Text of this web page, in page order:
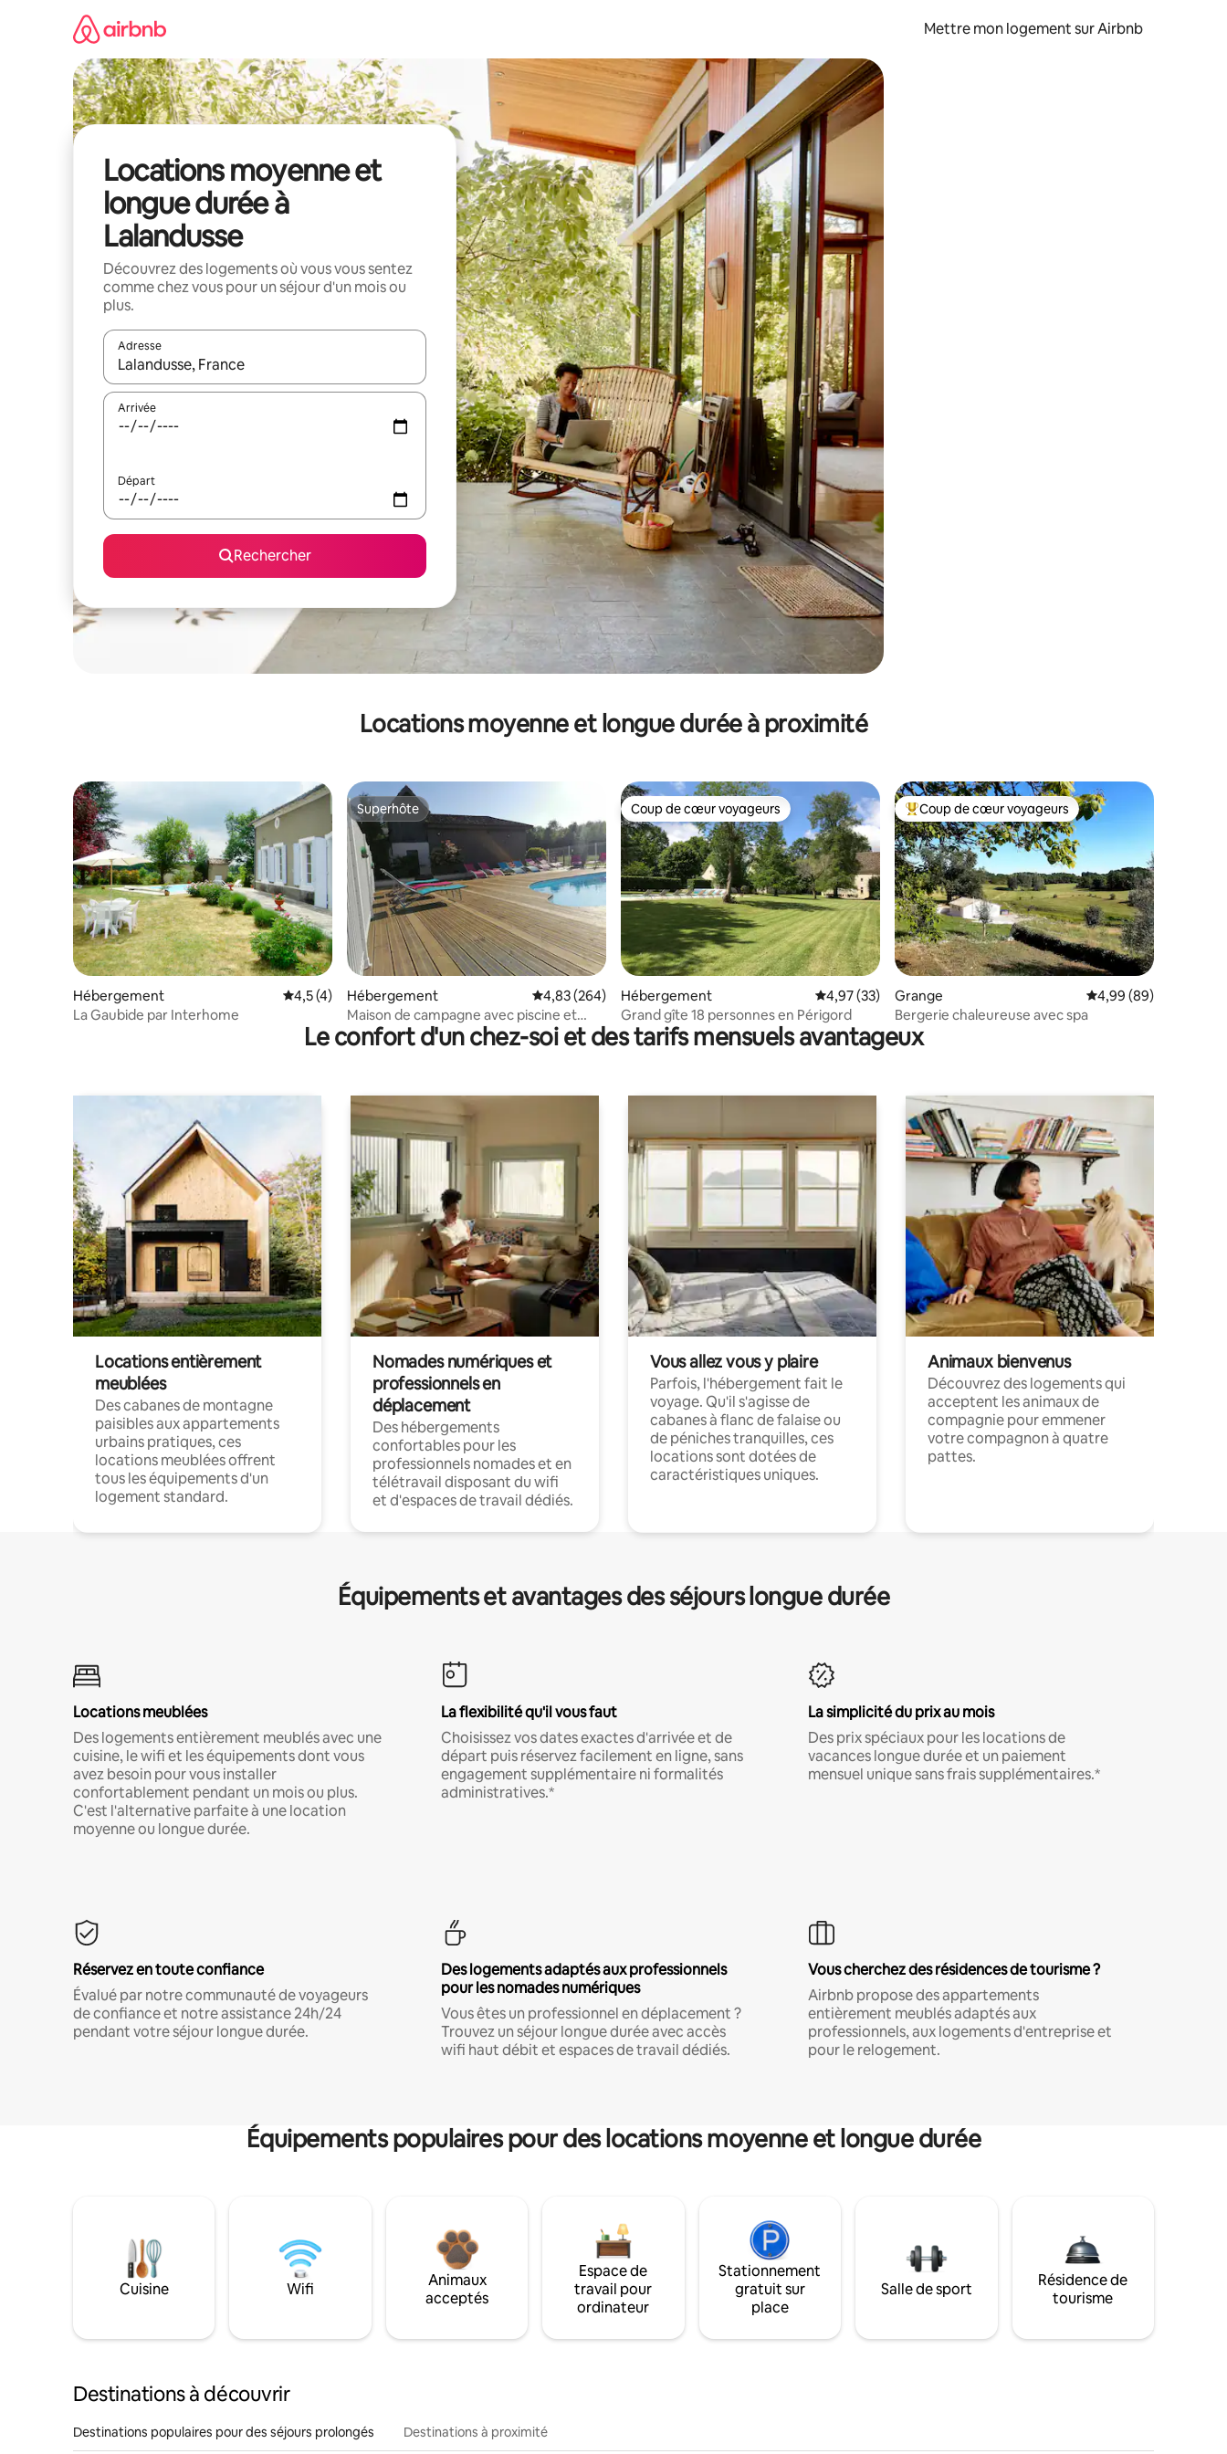
Mettre mon logement sur Airbnb
Locations moyenne et
longue durée à
Lalandusse
Découvrez des logements où vous vous sentez
comme chez vous pour un séjour d'un mois ou
plus.
Adresse
Lorsque les résultats s'affichent, utilisez les flèches vers le haut et vers le bas pour les parcourir ou en appuyant et en faisant glisser.
Arrivée
Départ
Rechercher
Locations moyenne et longue durée à proximité
Hébergement Évaluation moyenne sur la base de 4 commentaires : 4,5 sur 5
4,5 (4)
La Gaubide par Interhome
Superhôte
Superhôte
Hébergement Évaluation moyenne sur la base de 264 commentaires : 4,83 sur 5
4,83 (264)
Maison de campagne avec piscine et
jardin clôturé
Coup de cœur voyageurs
Coup de cœur voyageurs
Hébergement Évaluation moyenne sur la base de 33 commentaires : 4,97 sur 5
4,97 (33)
Grand gîte 18 personnes en Périgord
Coups de cœur voyageurs les plus appréciés
Coup de cœur voyageurs
Grange Évaluation moyenne
4,99 (89)
Bergerie chaleureuse avec spa
Le confort d'un chez-soi et des tarifs mensuels avantageux
Locations entièrement
meublées
Des cabanes de montagne
paisibles aux appartements
urbains pratiques, ces
locations meublées offrent
tous les équipements d'un
logement standard.
Nomades numériques et
professionnels en
déplacement
Des hébergements
confortables pour les
professionnels nomades et en
télétravail disposant du wifi
et d'espaces de travail dédiés.
Vous allez vous y plaire
Parfois, l'hébergement fait le
voyage. Qu'il s'agisse de
cabanes à flanc de falaise ou
de péniches tranquilles, ces
locations sont dotées de
caractéristiques uniques.
Animaux bienvenus
Découvrez des logements qui
acceptent les animaux de
compagnie pour emmener
votre compagnon à quatre
pattes.
Équipements et avantages des séjours longue durée
Locations meublées
Des logements entièrement meublés avec une
cuisine, le wifi et les équipements dont vous
avez besoin pour vous installer
confortablement pendant un mois ou plus.
C'est l'alternative parfaite à une location
moyenne ou longue durée.
La flexibilité qu'il vous faut
Choisissez vos dates exactes d'arrivée et de
départ puis réservez facilement en ligne, sans
engagement supplémentaire ni formalités
administratives.*
La simplicité du prix au mois
Des prix spéciaux pour les locations de
vacances longue durée et un paiement
mensuel unique sans frais supplémentaires.*
Réservez en toute confiance
Évalué par notre communauté de voyageurs
de confiance et notre assistance 24h/24
pendant votre séjour longue durée.
Des logements adaptés aux professionnels
pour les nomades numériques
Vous êtes un professionnel en déplacement ?
Trouvez un séjour longue durée avec accès
wifi haut débit et espaces de travail dédiés.
Vous cherchez des résidences de tourisme ?
Airbnb propose des appartements
entièrement meublés adaptés aux
professionnels, aux logements d'entreprise et
pour le relogement.
Équipements populaires pour des locations moyenne et longue durée
Cuisine Wifi
Animaux
acceptés
Espace de
travail pour
ordinateur
Stationnement
gratuit sur
place
Salle de sport
Résidence de
tourisme
Destinations à découvrir
Destinations populaires pour des séjours prolongés Destinations à proximité